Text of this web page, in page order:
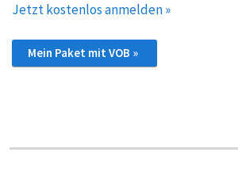
Jetzt kostenlos anmelden »
Mein Paket mit VOB »